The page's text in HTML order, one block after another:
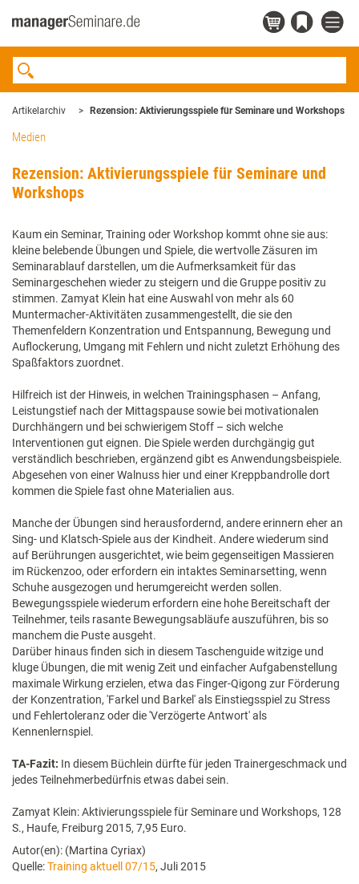
Artikelarchiv Rezension: Aktivierungsspiele für Seminare und Workshops
Medien
Rezension: Aktivierungsspiele für Seminare und
Workshops
Kaum ein Seminar, Training oder Workshop kommt ohne sie aus:
kleine belebende Übungen und Spiele, die wertvolle Zäsuren im
Seminarablauf darstellen, um die Aufmerksamkeit für das
Seminargeschehen wieder zu steigern und die Gruppe positiv zu
stimmen. Zamyat Klein hat eine Auswahl von mehr als 60
Muntermacher-Aktivitäten zusammengestellt, die sie den
Themenfeldern Konzentration und Entspannung, Bewegung und
Auflockerung, Umgang mit Fehlern und nicht zuletzt Erhöhung des
Spaßfaktors zuordnet.
Hilfreich ist der Hinweis, in welchen Trainingsphasen – Anfang,
Leistungstief nach der Mittagspause sowie bei motivationalen
Durchhängern und bei schwierigem Stoff – sich welche
Interventionen gut eignen. Die Spiele werden durchgängig gut
verständlich beschrieben, ergänzend gibt es Anwendungsbeispiele.
Abgesehen von einer Walnuss hier und einer Kreppband­rolle dort
kommen die Spiele fast ohne Materialien aus.
Manche der Übungen sind herausfordernd, andere erinnern eher an
Sing- und Klatsch-Spiele aus der Kindheit. Andere wiederum sind
auf Berührungen ausgerichtet, wie beim gegenseitigen Massieren
im Rückenzoo, oder erfordern ein intaktes Seminarsetting, wenn
Schuhe ausgezogen und herumgereicht werden sollen.
Bewegungsspiele wiederum erfordern eine hohe Bereitschaft der
Teilnehmer, teils rasante Bewegungsabläufe auszuführen, bis so
manchem die Puste ausgeht.
Darüber hinaus finden sich in diesem Taschenguide witzige und
kluge Übungen, die mit wenig Zeit und einfacher Aufgabenstellung
maximale Wirkung erzielen, etwa das Finger-Qigong zur Förderung
der Konzentration, 'Farkel und Barkel' als Einstiegsspiel zu Stress
und Fehlertoleranz oder die 'Verzögerte Antwort' als
Kennenlernspiel.
TA-Fazit: In diesem Büchlein dürfte für jeden Trainergeschmack und
jedes Teilnehmerbedürfnis etwas dabei sein.
Zamyat Klein: Aktivierungsspiele für Seminare und Workshops, 128
S., Haufe, Freiburg 2015, 7,95 Euro.
Autor(en): (Martina Cyriax)
Quelle:Training aktuell 07/15, Juli 2015